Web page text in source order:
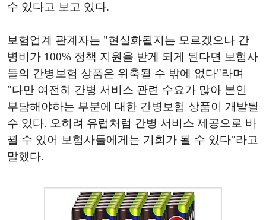
수 있다고 보고 있다.
보험업계 관계자는 "현실화될지는 모르겠으나 간
병비가 100% 정책 지원을 받게 되게 된다면 보험사
들의 간병보험 상품은 위축될 수 밖에 없다"라며
"다만 여전히 간병 서비스 관련 수요가 많아 본인
부담해야하는 부분에 대한 간병보험 상품이 개발될
수 있다. 오히려 유럽처럼 간병 서비스 제공으로 바
뀔 수 있어 보험사들에게는 기회가 될 수 있다"라고
말했다.